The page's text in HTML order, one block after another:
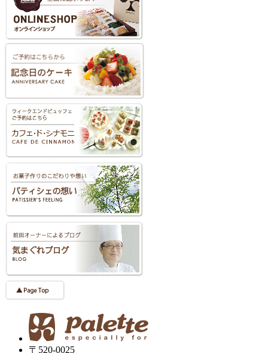
〒520-0025